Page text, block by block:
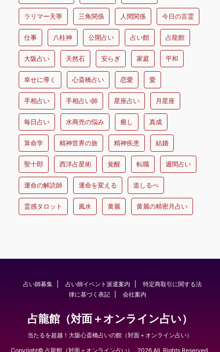
ラリマー天寧 三角関係 人間関係 今日の言霊
仕事 八柱神 公開占い 占い館 占龍館
大阪占い 天然石 安らぎ 家庭 平和
幸せに導く 心斎橋占い 恋愛 愛
手相占い 手相占い師 星座占い 月星座
毎日占い 水商売の悩み 癒し 真成
算命学 精神世界の旅 精神疾患 結婚
聖十郎 西洋占星術 覚醒 転職 週間占い
運命の解読師 運命を変える 道しるべ
霊感タロット 風水 黄麗 黄麗の精密月占い
占い師募集 占い師イベント派遣案内
特定商取引に関する法
律に基づく表記
会社案内
占龍館（対面＋オンライン占い）
当たるを超越！大阪心斎橋占いの館（対面＋オンライン占い）
Copyright© 占龍館（対面＋オンライン占い） , 2026 All Rights Reserved.